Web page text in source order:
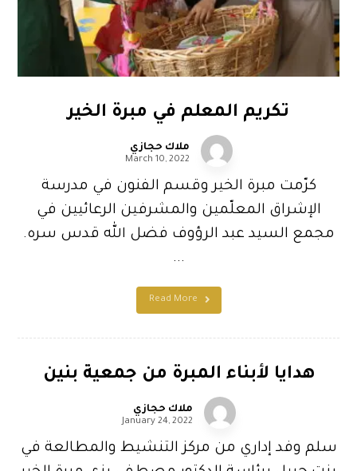
تكريم المعلم في مبرة الخير
ملاك حجازي
March 10, 2022
كرّمت مبرة الخير وقسم الفنون في مدرسة
الإشراق المعلّمين والمشرفين الرعائيين في
مجمع السيد عبد الرؤوف فضل الله قدس سره.
...
Read More
هدايا لأبناء المبرة من جمعية بنين
ملاك حجازي
January 24, 2022
سلم وفد إداري من مركز التنشيط والمطالعة في